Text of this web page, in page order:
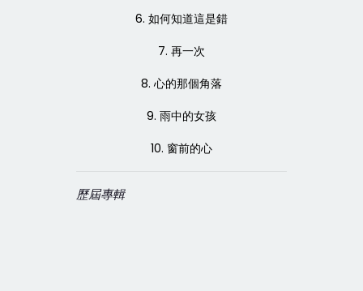
6. 如何知道這是錯
7. 再一次
8. 心的那個角落
9. 雨中的女孩
10. 窗前的心
歷屆專輯